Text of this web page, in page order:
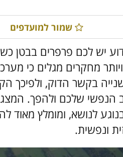
שמור למועדפים
יש לכם פרפרים בבטן
ויותר מחקרים מגלים כי
בקשר הדוק, ולפיכך
הנפשי שלכם ולהפך.
לנושא, ומומלץ מאוד
ונפשית.